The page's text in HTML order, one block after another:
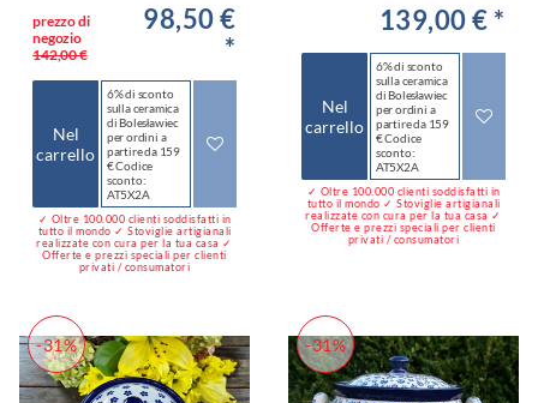
prezzo di
negozio
142,00 €
98,50 €
*
Nel
carrello
6% di sconto
sulla ceramica
di Bolesławiec
per ordini a
partire da 159
€ Codice
sconto:
AT5X2A
✓ Oltre 100.000 clienti soddisfatti in
tutto il mondo ✓ Stoviglie artigianali
realizzate con cura per la tua casa ✓
Offerte e prezzi speciali per clienti
privati / consumatori
139,00 € *
Nel
carrello
6% di sconto
sulla ceramica
di Bolesławiec
per ordini a
partire da 159
€ Codice
sconto:
AT5X2A
✓ Oltre 100.000 clienti soddisfatti in
tutto il mondo ✓ Stoviglie artigianali
realizzate con cura per la tua casa ✓
Offerte e prezzi speciali per clienti
privati / consumatori
-31% -31%